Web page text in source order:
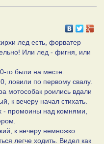
лед есть, форватер
Или лед - фигня, или
го были на месте.
ловили по первому свалу.
мотособак роились вдали
к вечеру начал стихать.
- промоины над комнями,
к вечеру немножко
легче ходить. Видел как